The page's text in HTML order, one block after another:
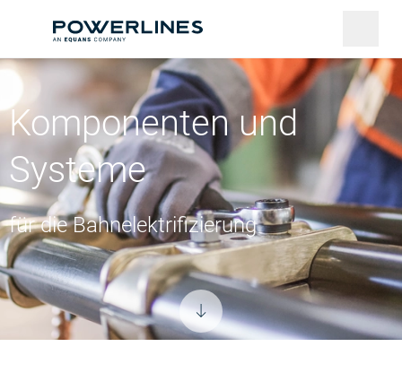
Komponenten und
Systeme
für die Bahnelektrifizierung